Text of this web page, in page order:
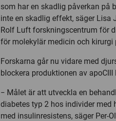
som har en skadlig påverkan på
inte en skadlig effekt, säger Lisa
Rolf Luft forskningscentrum för
för molekylär medicin och kirurgi
Forskarna går nu vidare med
blockera produktionen av
− Målet är att utveckla en
diabetes typ 2 hos individer med
med insulinresistens, säger Per-